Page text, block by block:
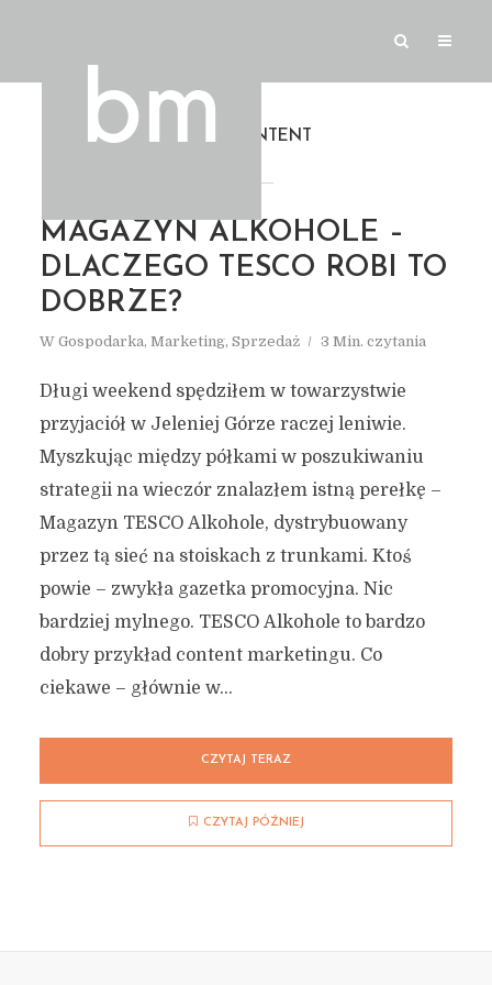
CONTENT
MAGAZYN ALKOHOLE –
DLACZEGO TESCO ROBI TO
DOBRZE?
W Gospodarka, Marketing, Sprzedaż 3 Min. czytania
Długi weekend spędziłem w towarzystwie
przyjaciół w Jeleniej Górze raczej leniwie.
Myszkując między półkami w poszukiwaniu
strategii na wieczór znalazłem istną perełkę –
Magazyn TESCO Alkohole, dystrybuowany
przez tą sieć na stoiskach z trunkami. Ktoś
powie – zwykła gazetka promocyjna. Nic
bardziej mylnego. TESCO Alkohole to bardzo
dobry przykład content marketingu. Co
ciekawe – głównie w...
CZYTAJ TERAZ
CZYTAJ PÓŹNIEJ